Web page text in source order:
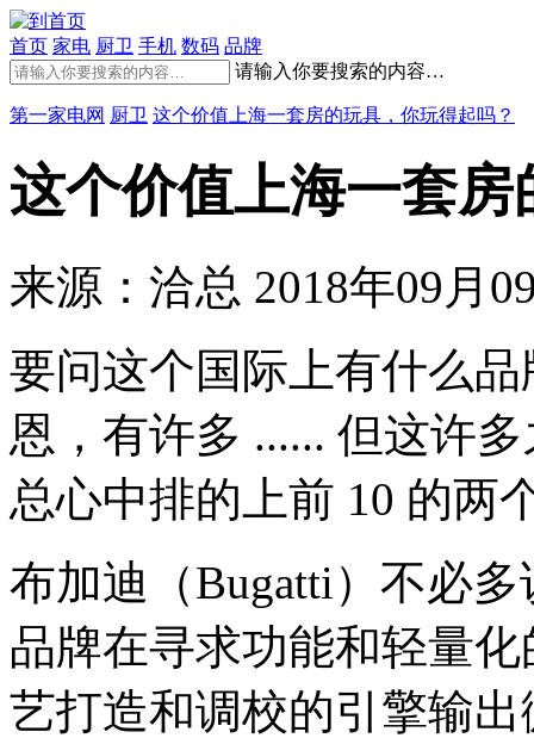
首页 家电 厨卫 手机 数码 品牌
请输入你要搜索的内容…
第一家电网 厨卫 这个价值上海一套房的玩具，你玩得起吗？
这个价值上海一套
来源：洽总 2018年09月
要问这个国际上有什么
恩，有许多 ...... 但这许
总心中排的上前 10 的两
布加迪（Bugatti）不必
品牌在寻求功能和轻量
艺打造和调校的引擎输